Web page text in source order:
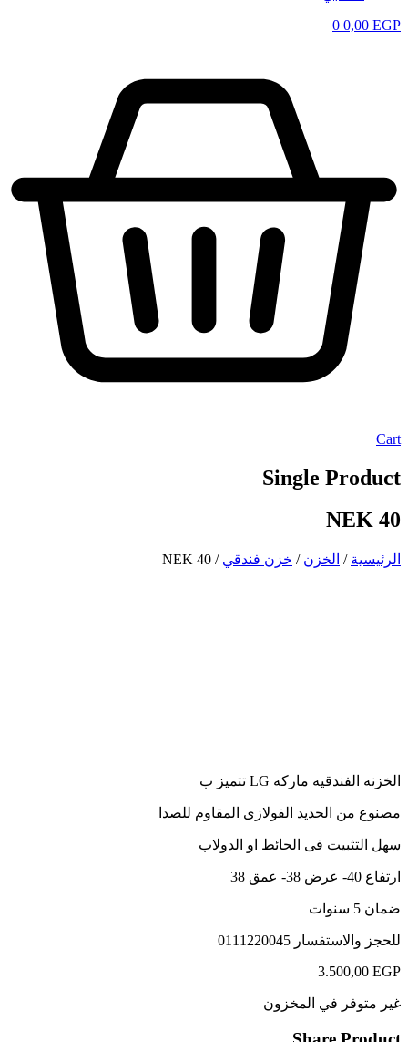
0,00 EGP
0
Cart
Single Product
40 NEK
الرئيسية / الخزن / خزن فندقي / 40 NEK
الخزنه الفندقيه ماركه LG تتميز ب
مصنوع من الحديد الفولازى المقاوم للصدا
سهل التثبيت فى الحائط او الدولاب
ارتفاع 40- عرض 38- عمق 38
ضمان 5 سنوات
للحجز والاستفسار 0111220045
3.500,00 EGP
غير متوفر في المخزون